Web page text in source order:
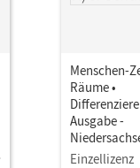
Menschen-
Räume •
Ausgabe -
Ausgabe ab
Einzellizenz